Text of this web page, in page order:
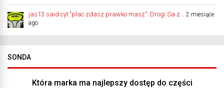
jas13 said cyt."plac zdasz prawko masz". Drogi Sa z...
2 miesiące
ago
SONDA
Która marka ma najlepszy dostęp do części